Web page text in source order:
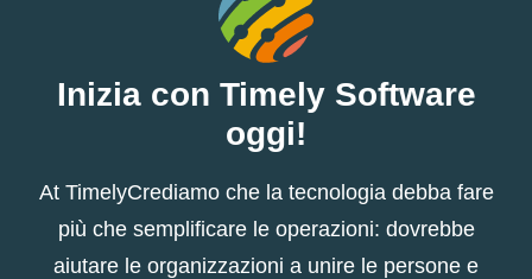
Inizia con Timely Software
oggi!
At TimelyCrediamo che la tecnologia debba fare
più che semplificare le operazioni: dovrebbe
aiutare le organizzazioni a unire le persone e